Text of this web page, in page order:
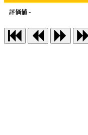
評価値 -